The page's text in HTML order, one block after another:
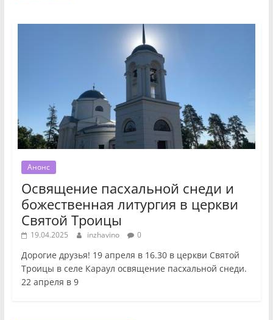
Анонс
Освящение пасхальной снеди и
божественная литургия в церкви
Святой Троицы
19.04.2025 inzhavino 0
Дорогие друзья! 19 апреля в 16.30 в церкви Святой
Троицы в селе Караул освящение пасхальной снеди.
22 апреля в 9